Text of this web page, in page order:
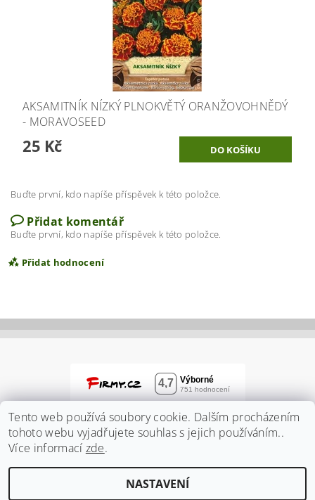
AKSAMITNÍK NÍZKÝ PLNOKVĚTÝ ORANŽOVOHNĚDÝ
- MORAVOSEED
25 Kč
Buďte první, kdo napíše příspěvek k této položce.
Přidat komentář
Buďte první, kdo napíše příspěvek k této položce.
Přidat hodnocení
Vložením hodnocení souhlasíte spodmínkami
ochrany osobních údajů
Tento web používá soubory cookie. Dalším procházením
tohoto webu vyjadřujete souhlas s jejich používáním..
Více informací zde.
NASTAVENÍ